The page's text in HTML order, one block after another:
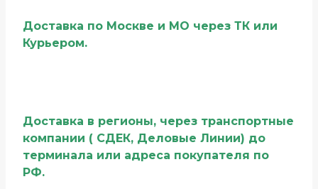
Доставка по Москве и МО через ТК или
Курьером.
Доставка в регионы, через транспортные
компании ( СДЕК, Деловые Линии) до
терминала или адреса покупателя по
РФ.